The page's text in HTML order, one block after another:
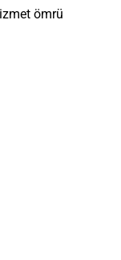
ömrü